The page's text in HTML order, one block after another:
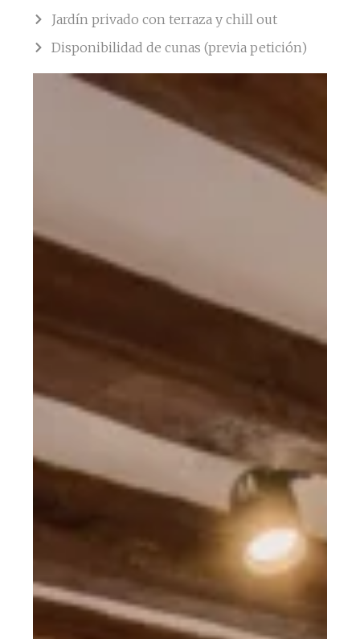
Jardín privado con terraza y chill out
Disponibilidad de cunas (previa petición)